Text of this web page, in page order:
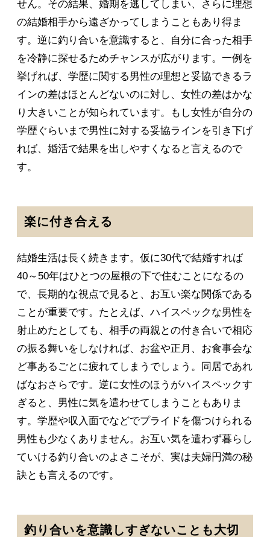
せん。その結果、婚期を逃してしまい、さらに理想
の結婚相手から遠ざかってしまうこともあり得ま
す。逆に釣り合いを意識すると、自分に合った相手
を冷静に探せるためチャンスが広がります。一例を
挙げれば、学歴に関する男性の理想と妥協できるラ
インの差はほとんどないのに対し、女性の差はかな
り大きいことが知られています。もし女性が自分の
学歴ぐらいまで男性に対する妥協ラインを引き下げ
れば、婚活で結果を出しやすくなると言えるので
す。
楽に付き合える
結婚生活は長く続きます。仮に30代で結婚すれば
40～50年はひとつの屋根の下で住むことになるの
で、長期的な視点で見ると、お互い楽な関係である
ことが重要です。たとえば、ハイスペックな男性を
射止めたとしても、相手の両親との付き合いで相応
の振る舞いをしなければ、お盆や正月、お食事会な
ど事あるごとに疲れてしまうでしょう。同居であれ
ばなおさらです。逆に女性のほうがハイスペックす
ぎると、男性に気を遣わせてしまうこともありま
す。学歴や収入面でなどでプライドを傷つけられる
男性も少なくありません。お互い気を遣わず暮らし
ていける釣り合いのよさこそが、実は夫婦円満の秘
訣とも言えるのです。
釣り合いを意識しすぎないことも大切